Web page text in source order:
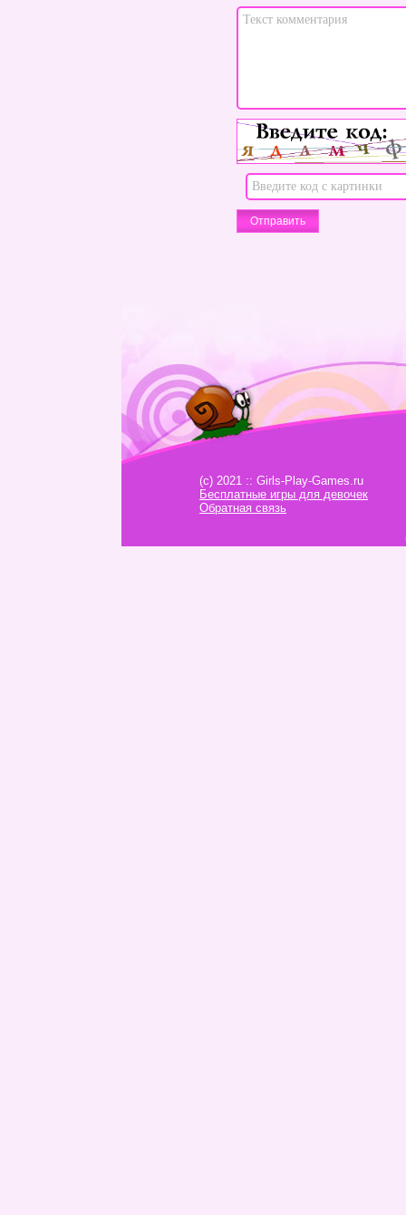
(c) 2021 :: Girls-Play-Games.ru
Бесплатные игры для девочек
Обратная связь